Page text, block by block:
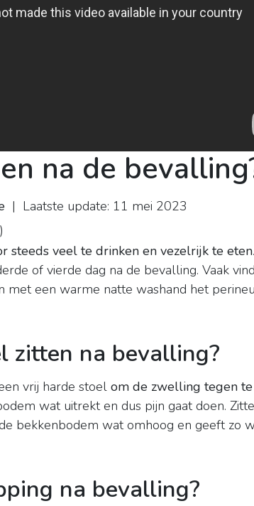
na de
| Laatste update: 11 mei 2023
)
steeds veel te drinken en vezelrijk te eten.
of vierde dag na de bevalling. Vaak
een warme natte washand het
zitten na bevalling?
vrij harde stoel om de zwelling tegen
wat uitrekt en dus pijn gaat doen.
bekkenbodem wat omhoog en geeft zo
na bevalling?